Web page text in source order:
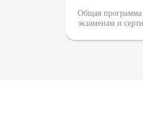
Общая программа
экзаменам и